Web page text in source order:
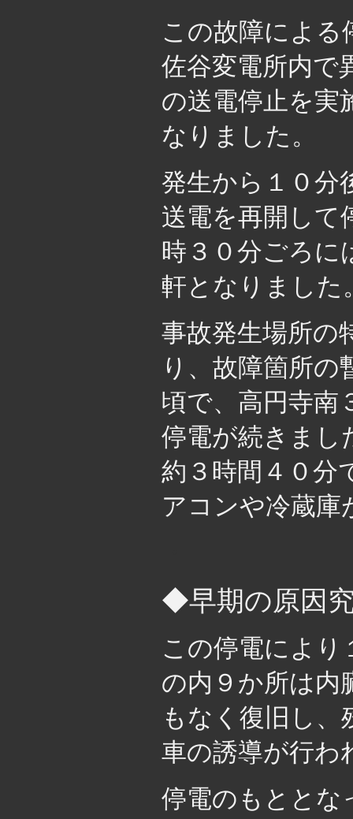
この故障による
佐谷変電所内で
の送電停止を実
なりました。
発生から１０分
送電を再開して
時３０分ごろに
軒となりました
事故発生場所の
り、故障箇所の
頃で、高円寺南
停電が続きまし
約３時間４０分
アコンや冷蔵庫
◆早期の原因
この停電により
の内９か所は内
もなく復旧し
車の誘導が行わ
停電のもととな